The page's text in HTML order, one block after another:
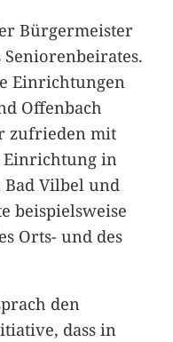
Bürgermeister
Einrichtungen
Offenbach
zufrieden mit
Einrichtung in
Bad Vilbel und
beispielsweise
Orts- und des
den
dass in